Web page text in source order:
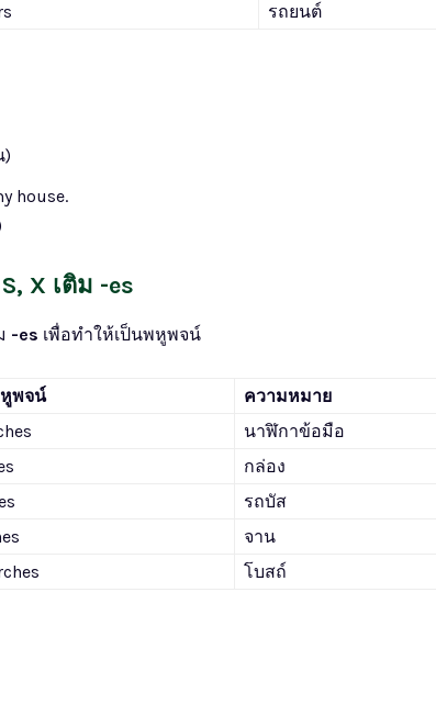
รถยนต์
)
house.
X เติม -es
-es เพื่อทำให้เป็นพหูพจน์
พจน์
ความหมาย
นาฬิกาข้อมือ
กล่อง
รถบัส
จาน
โบสถ์